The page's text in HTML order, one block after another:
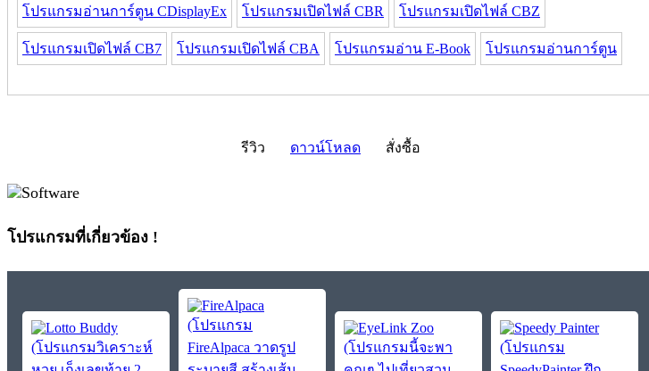
โปรแกรมอ่านการ์ตูน CDisplayEx โปรแกรมเปิดไฟล์ CBR โปรแกรมเปิดไฟล์ CBZ
โปรแกรมเปิดไฟล์ CB7 โปรแกรมเปิดไฟล์ CBA โปรแกรมอ่าน E-Book โปรแกรมอ่านการ์ตูน
รีวิว ดาวน์โหลด สั่งซื้อ
โปรแกรมที่เกี่ยวข้อง !